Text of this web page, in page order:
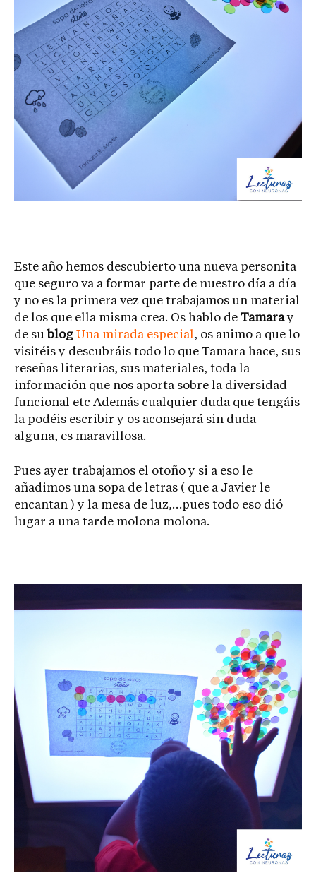
Este año hemos descubierto una nueva personita
que seguro va a formar parte de nuestro día a día
y no es la primera vez que trabajamos un material
de los que ella misma crea. Os hablo de Tamaray
de su blog Una mirada especial, os animo a que lo
visitéis y descubráis todo lo que Tamara hace, sus
reseñas literarias, sus materiales, toda la
información que nos aporta sobre la diversidad
funcional etc Además cualquier duda que tengáis
la podéis escribir y os aconsejará sin duda
alguna, es maravillosa.
Pues ayer trabajamos el otoño y si a eso le
añadimos una sopa de letras ( que a Javier le
encantan ) y la mesa de luz,…pues todo eso dió
lugar a una tarde molona molona.